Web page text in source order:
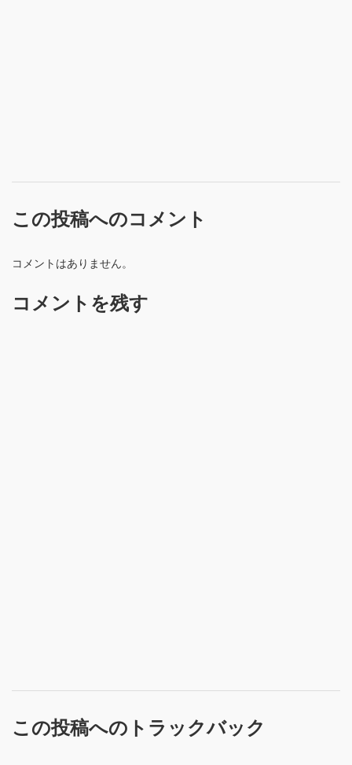
この投稿へのコメント
コメントはありません。
コメントを残す
この投稿へのトラックバック